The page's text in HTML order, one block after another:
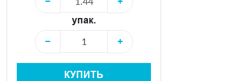
упак.
−
+
КУПИТЬ